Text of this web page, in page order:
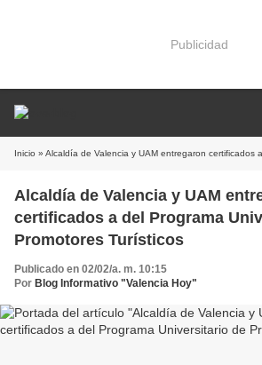
Publicidad
Inicio » Alcaldía de Valencia y UAM entregaron certificados a del Programa
Alcaldía de Valencia y UAM
certificados a del Programa
Promotores Turísticos
Publicado en 02/02/a. m. 10:15
Por Blog Informativo "Valencia Hoy"